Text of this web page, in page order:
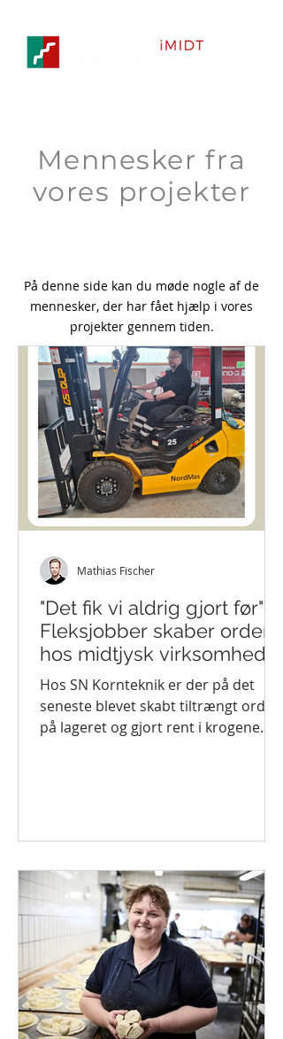
Mennesker fra
vores projekter
På denne side kan du møde nogle af de
mennesker, der har fået hjælp i vores
projekter gennem tiden.
"Det fik vi aldrig gjort før" -
Fleksjobber skaber orden
hos midtjysk virksomhed
Hos SN Kornteknik er der på det
seneste blevet skabt tiltrængt orden
på lageret og gjort rent i krogene.
gennem Arbejdskraft nu og til
fremtiden er blevet ansat som
altmuligmand i fleksjob hos SN
Kornteknik godt 10 timer om ugen.
"Det har givet mere orden at have
Mathias Fischer